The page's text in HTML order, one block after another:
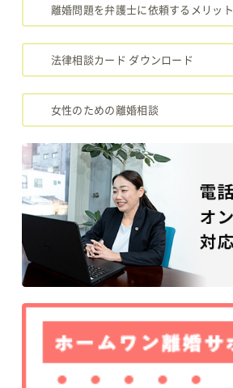
離婚問題を弁護士に依頼するメリット
法律相談カード ダウンロード
女性のための離婚相談